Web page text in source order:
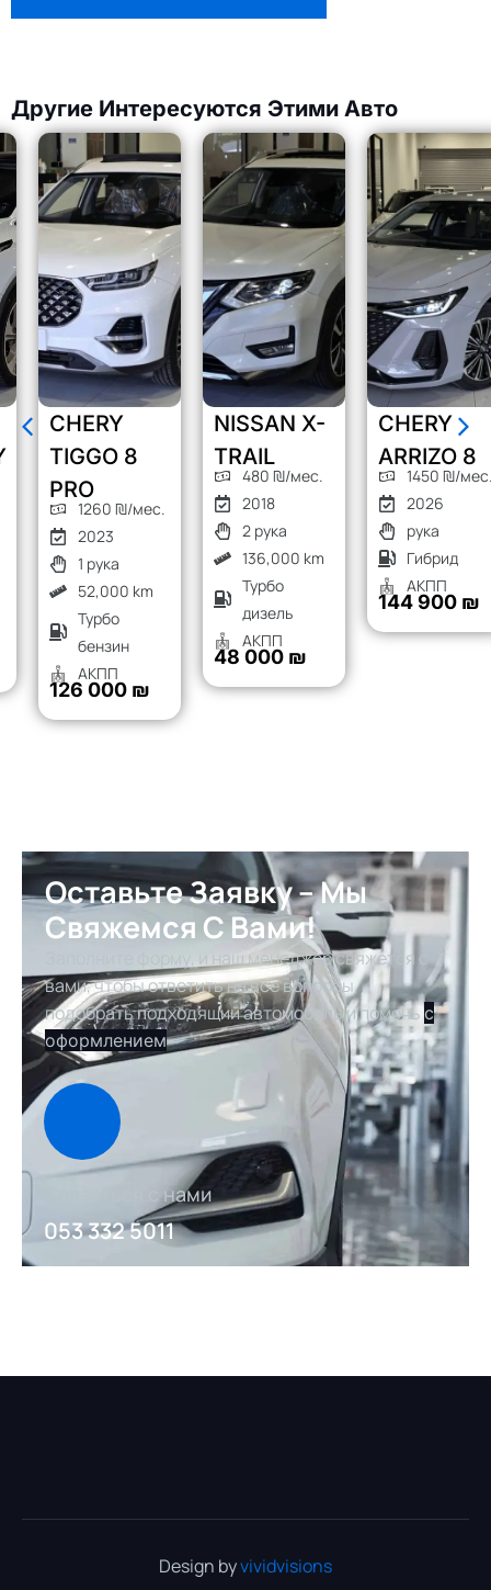
Другие Интересуются Этими Авто
CHERY
TIGGO 8
PRO
1260 ₪/мес.
2023
1 рука
52,000 km
Турбо
бензин
АКПП
126 000 ₪
NISSAN X-
TRAIL
480 ₪/мес.
2018
2 рука
136,000 km
Турбо
дизель
АКПП
48 000 ₪
CHERY
ARRIZO 8
1450 ₪/мес.
2026
рука
Гибрид
АКПП
144 900 ₪
Оставьте Заявку – Мы
Свяжемся С Вами!
Заполните форму, и наш менеджер свяжется с
вами, чтобы ответить на все вопросы,
подобрать подходящий автомобиль и помочьс
оформлением
Связаться с нами
053 332 5011
Design byvividvisions